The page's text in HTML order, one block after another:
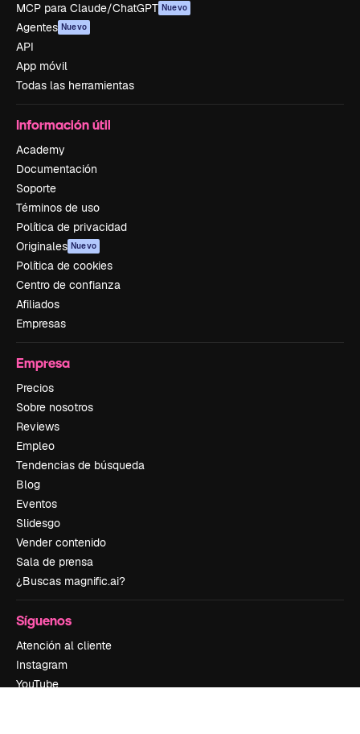
MCP para Claude/ChatGPT Nuevo
Agentes Nuevo
API
App móvil
Todas las herramientas
Información útil
Academy
Documentación
Soporte
Términos de uso
Política de privacidad
Originales Nuevo
Política de cookies
Centro de confianza
Afiliados
Empresas
Empresa
Precios
Sobre nosotros
Reviews
Empleo
Tendencias de búsqueda
Blog
Eventos
Slidesgo
Vender contenido
Sala de prensa
¿Buscas magnific.ai?
Síguenos
Atención al cliente
Instagram
YouTube